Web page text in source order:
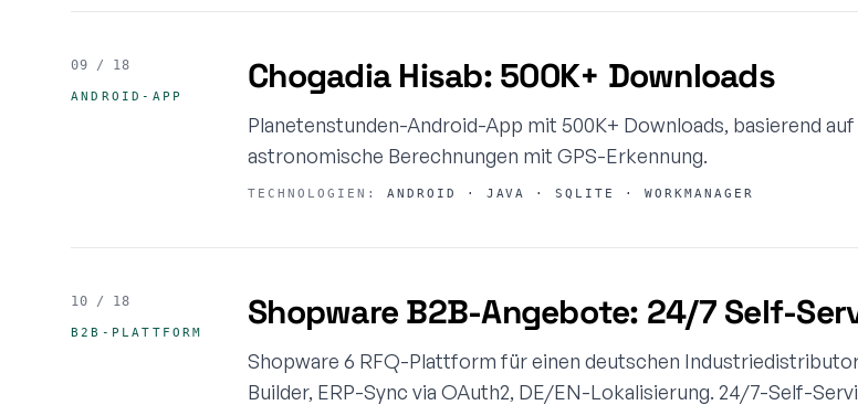
09 / 18
ANDROID-APP Chogadia Hisab: 500K+ Downloads
Planetenstunden-Android-App mit 500K+ Downloads, basierend
astronomische Berechnungen mit GPS-Erkennung.
TECHNOLOGIEN: ANDROID · JAVA · SQLITE · WORKMANAGER
10 / 18
B2B-PLATTFORM Shopware B2B-Angebote: 24/7 Self-
Shopware 6 RFQ-Plattform für einen deutschen
Builder, ERP-Sync via OAuth2, DE/EN-Lokalisierung. 24/7-Self-